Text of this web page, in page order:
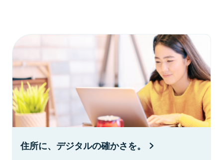
住所に、デジタルの確かさを。